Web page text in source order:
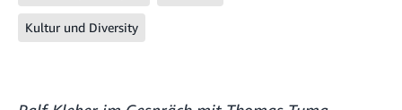
Kultur und Diversity